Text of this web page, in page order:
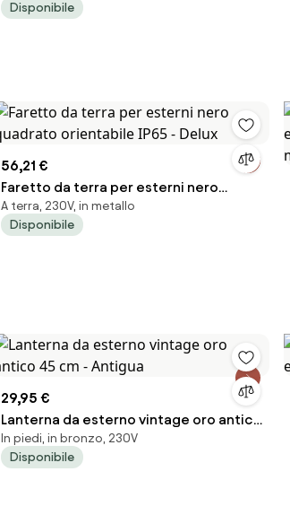
Disponibile
56,21 €
Faretto da terra per esterni nero
quadrato orientabile IP65 - Delux
A terra, 230V, in metallo
Disponibile
29,95 €
Lanterna da esterno vintage oro antico
45 cm - Antigua
In piedi, in bronzo, 230V
Disponibile